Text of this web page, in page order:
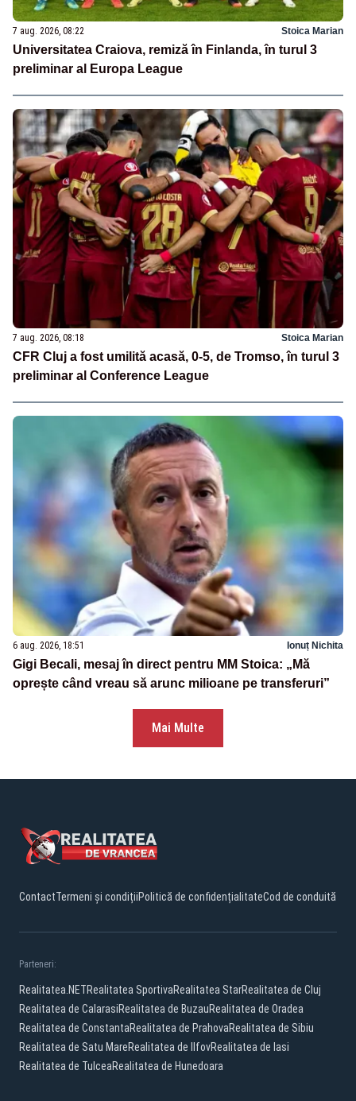
7 aug. 2026, 08:22 Stoica Marian
Universitatea Craiova, remiză în Finlanda, în turul 3
preliminar al Europa League
7 aug. 2026, 08:18 Stoica Marian
CFR Cluj a fost umilită acasă, 0-5, de Tromso, în turul 3
preliminar al Conference League
6 aug. 2026, 18:51 Ionuț Nichita
Gigi Becali, mesaj în direct pentru MM Stoica: „Mă
oprește când vreau să arunc milioane pe transferuri”
Mai Multe
ContactTermeni și condițiiPolitică de confidențialitateCod de conduită
Parteneri:
Realitatea.NETRealitatea SportivaRealitatea StarRealitatea de Cluj
Realitatea de CalarasiRealitatea de BuzauRealitatea de Oradea
Realitatea de ConstantaRealitatea de PrahovaRealitatea de Sibiu
Realitatea de Satu MareRealitatea de IlfovRealitatea de Iasi
Realitatea de TulceaRealitatea de Hunedoara